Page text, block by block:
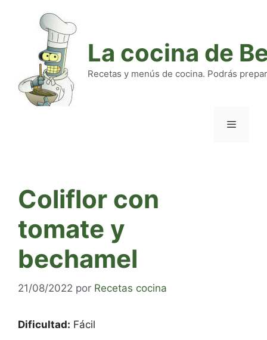
La cocina de
Recetas y menús de cocina. Podrás
Coliflor con
tomate y
bechamel
21/08/2022 por Recetas cocina
Dificultad: Fácil